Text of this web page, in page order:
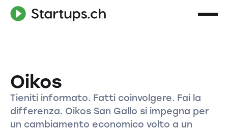
Oikos
Tieniti informato. Fatti coinvolgere. Fai la
differenza. Oikos San Gallo si impegna per
un cambiamento economico volto a un